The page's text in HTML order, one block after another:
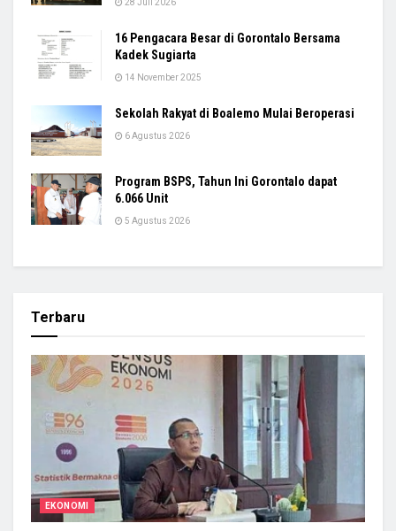
28 Juli 2026
16 Pengacara Besar di Gorontalo Bersama
Kadek Sugiarta
14 November 2025
Sekolah Rakyat di Boalemo Mulai Beroperasi
6 Agustus 2026
Program BSPS, Tahun Ini Gorontalo dapat
6.066 Unit
5 Agustus 2026
Terbaru
EKONOMI